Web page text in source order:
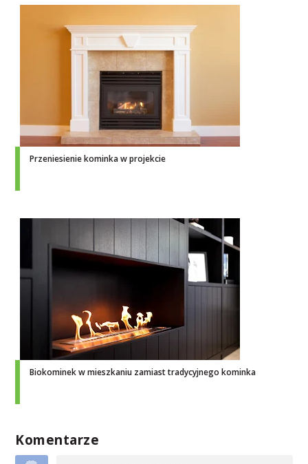
Przeniesienie kominka w projekcie
Biokominek w mieszkaniu zamiast tradycyjnego kominka
Komentarze